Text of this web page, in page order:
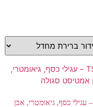
TS – עגילי כסף, גיאומטרי, אבן